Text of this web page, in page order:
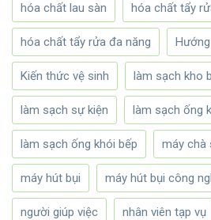
hóa chất lau sàn hóa chất tẩy
hóa chất tẩy rửa đa năng
Kiến thức vệ sinh làm sạch kho
làm sạch sự kiện làm sạch ống
làm sạch ống khói bếp máy chà
máy hút bụi máy hút bụi công
người giúp việc nhân viên tạp vụ